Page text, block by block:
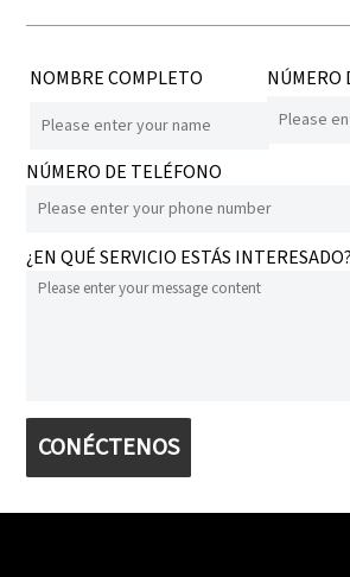
NOMBRE COMPLETO NÚMERO
NÚMERO DE TELÉFONO
¿EN QUÉ SERVICIO ESTÁS INTERESADO?
CONÉCTENOS